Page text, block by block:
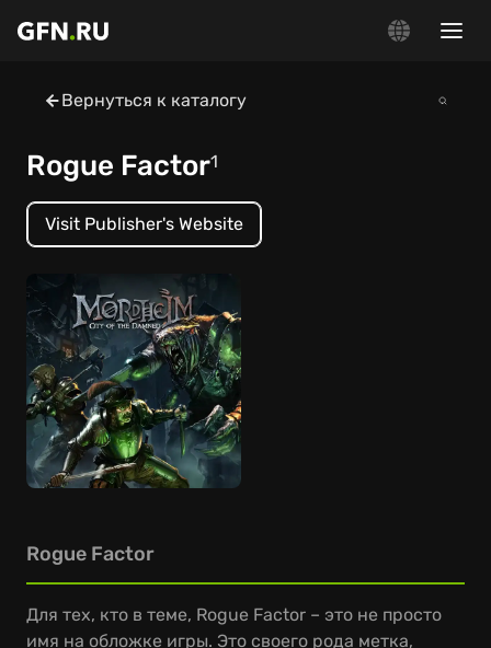
Вернуться к каталогу
Rogue Factor1
Visit Publisher's Website
Rogue Factor
Для тех, кто в теме, Rogue Factor – это не просто
имя на обложке игры. Это своего рода метка,